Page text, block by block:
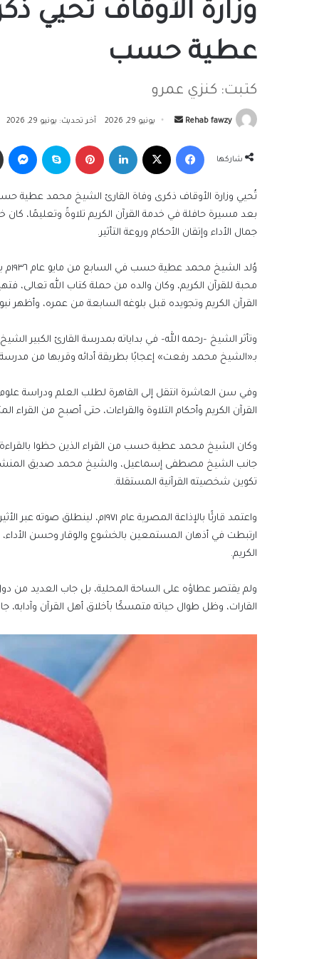
وزارة الأوقاف تُحيي
عطية حسب
كتبت: كنزي عمرو
Rehab fawzy
أرسل
إلكترونيا
يونيو 29, 2026 آخر تحديث: يونيو 29, 2026
شاركها
فيسبوك لينكدإن بينتيريست سكايب
بعد مسيرة حافلة في خدمة القرآن الكريم تلاوةً وتعليمًا،
جمال الأداء وإتقان الأحكام وروعة التأثير.
محبة للقرآن الكريم، وكان والده من حملة كتاب الله
القرآن الكريم وتجويده قبل بلوغه السابعة من عمره، وأظهر
وتأثر الشيخ –رحمه الله– في بداياته بمدرسة القارئ الكبير
بـ«الشيخ محمد رفعت» إعجابًا بطريقة أدائه وقربها من مدرسة
القرآن الكريم وأحكام التلاوة والقراءات، حتى أصبح من القراء
وكان الشيخ محمد عطية حسب من القراء الذين حظوا بالقراءة
جانب الشيخ مصطفى إسماعيل، والشيخ محمد صديق
تكوين شخصيته القرآنية المستقلة.
واعتمد قارئًا بالإذاعة المصرية
ارتبطت في أذهان المستمعين بالخشوع والوقار وحسن
الكريم.
ولم يقتصر عطاؤه على الساحة المحلية، بل جاب العديد من
القارات، وظل طوال حياته متمسكًا بأخلاق أهل القرآن وآدابه،